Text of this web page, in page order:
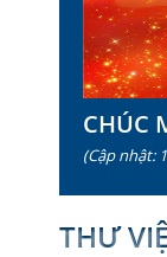
CHÚC
(Cập nhật:
THƯ